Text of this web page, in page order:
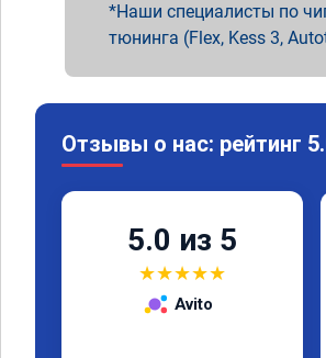
Наши специалисты по
тюнинга (Flex, Kess 3,
Отзывы о нас: рейтинг
5.0 из 5
★★★★★
Avito